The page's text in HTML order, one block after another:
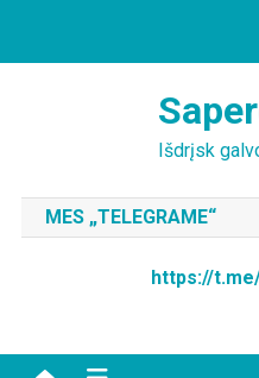
Išdrįsk
MES „TELEGRAME“
https://